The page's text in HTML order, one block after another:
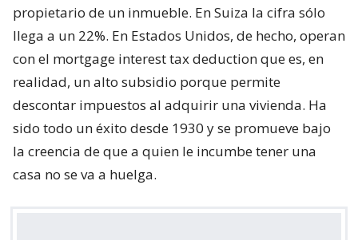
propietario de un inmueble. En Suiza la cifra sólo
llega a un 22%. En Estados Unidos, de hecho, operan
con el mortgage interest tax deduction que es, en
realidad, un alto subsidio porque permite
descontar impuestos al adquirir una vivienda. Ha
sido todo un éxito desde 1930 y se promueve bajo
la creencia de que a quien le incumbe tener una
casa no se va a huelga.